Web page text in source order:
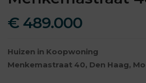
€ 489.000
Huizen in Koopwoning
Menkemastraat 40, Den Haag,